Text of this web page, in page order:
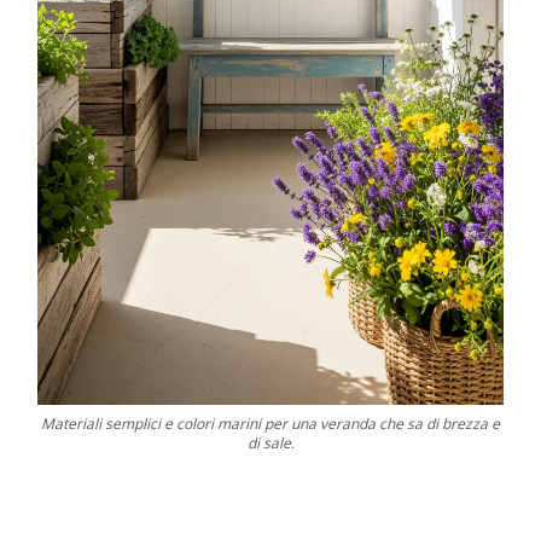
Materiali semplici e colori marini per una veranda che sa di brezza e
di sale.